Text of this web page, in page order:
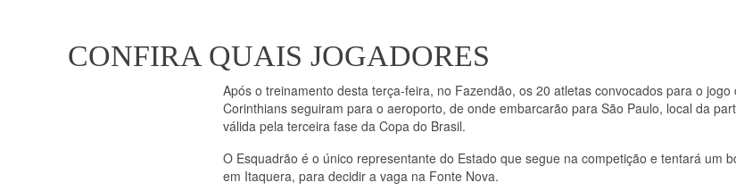
CONFIRA QUAIS JOGADORES
Após o treinamento desta terça-feira, no Fazendão, os 20 atletas convocados para o jogo
Corinthians seguiram para o aeroporto, de onde embarcarão para São Paulo, local da
válida pela terceira fase da Copa do Brasil.
O Esquadrão é o único representante do Estado que segue na competição e tentará um
em Itaquera, para decidir a vaga na Fonte Nova.